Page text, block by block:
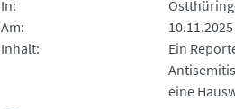
In
Am
10.11.2025
Inhalt
Ein
eine